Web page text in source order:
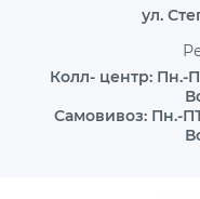
ул.
Колл- центр: Пн.-
Самовивоз: Пн.-